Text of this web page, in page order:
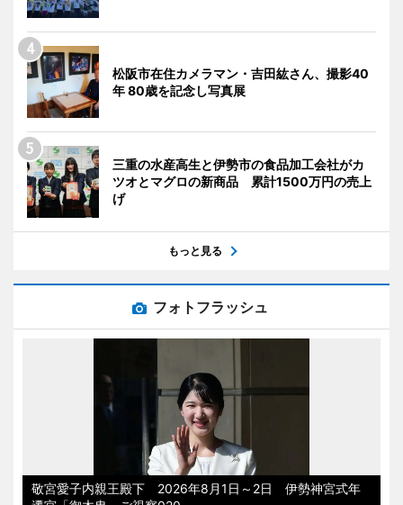
松阪市在住カメラマン・吉田紘さん、撮影40
年 80歳を記念し写真展
三重の水産高生と伊勢市の食品加工会社がカ
ツオとマグロの新商品 累計1500万円の売上
げ
もっと見る
フォトフラッシュ
敬宮愛子内親王殿下 2026年8月1日～2日 伊勢神宮式年